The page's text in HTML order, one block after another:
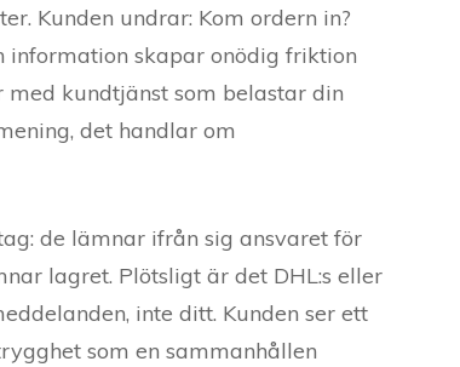
Kunden undrar: Kom ordern in?
skapar onödig friktion
kundtjänst som belastar din
det handlar om
de lämnar ifrån sig ansvaret för
lagret. Plötsligt är det DHL:s eller
inte ditt. Kunden ser ett
som en sammanhållen